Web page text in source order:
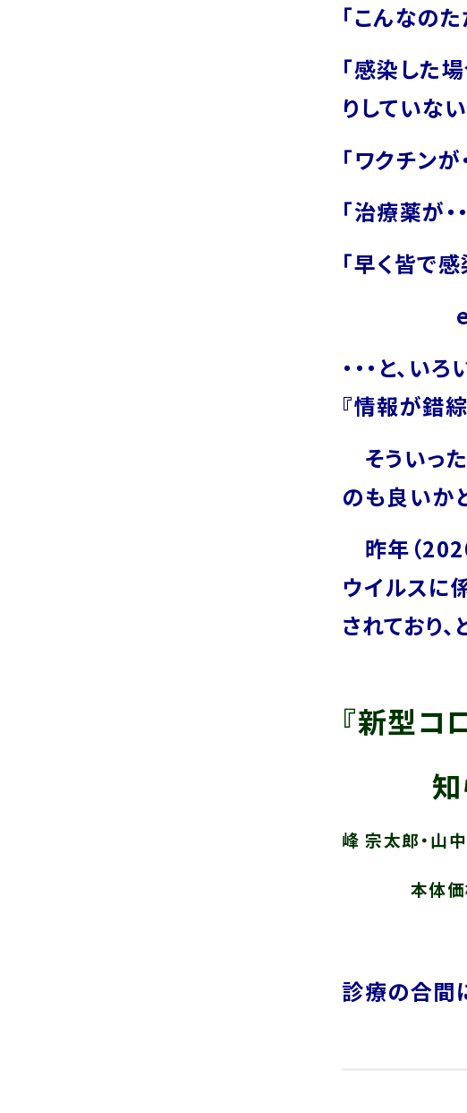
「こんなの
「感染した
りしていな
「ワクチンが・
「治療薬が・・
「早く皆で
・・・と、
『情報が錯
そういっ
のも良いか
昨年（
ウイルスに
されており
『新型コ
知ら
峰 宗太郎・山
本体
診療の合間